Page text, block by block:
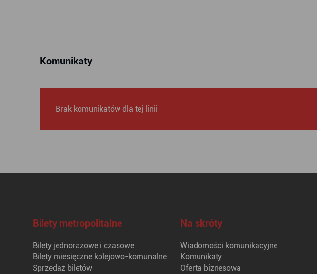
Komunikaty
Brak komunikatów dla tej linii
Bilety metropolitalne
Bilety jednorazowe i czasowe
Bilety miesięczne kolejowo-komunalne
Sprzedaż biletów
Na skróty
Wiadomości komunikacyjne
Komunikaty
Oferta biznesowa